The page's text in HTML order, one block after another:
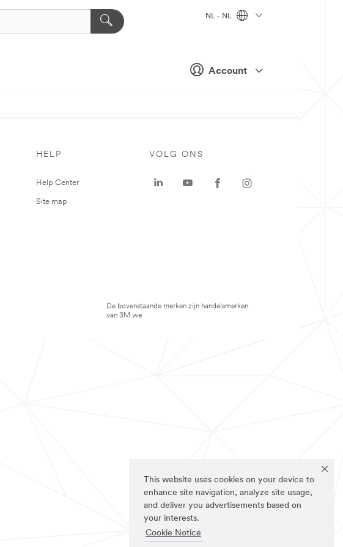
This website uses cookies on your device to
enhance site navigation, analyze site usage,
and deliver you advertisements based on
your interests.
Cookie Notice
Account
NL - NL
HELP
Help Center
Site map
VOLG ONS
De bovenstaande merken zijn handelsmerken
van 3M.we